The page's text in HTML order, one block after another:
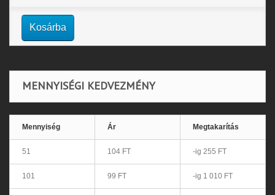
Kosárba
MENNYISÉGI KEDVEZMÉNY
Mennyiség Ár Megtakarítás
51 104 FT -ig 255 FT
101 99 FT -ig 1 010 FT